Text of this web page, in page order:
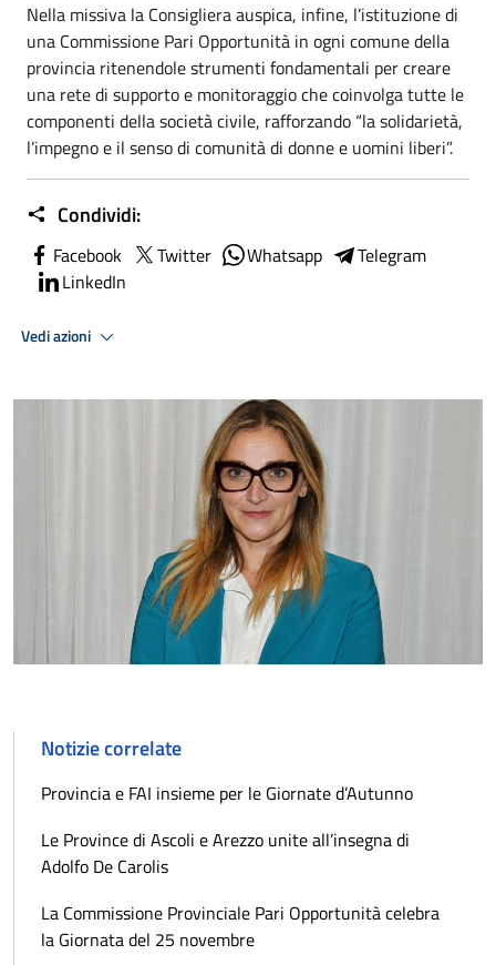
Nella missiva la Consigliera auspica, infine, l’istituzione di
una Commissione Pari Opportunità in ogni comune della
provincia ritenendole strumenti fondamentali per creare
una rete di supporto e monitoraggio che coinvolga tutte le
componenti della società civile, rafforzando “la solidarietà,
l’impegno e il senso di comunità di donne e uomini liberi”.
Condividi:
Facebook Twitter Whatsapp
Telegram
LinkedIn
Vedi azioni
Notizie correlate
Provincia e FAI insieme per le Giornate d’Autunno
Le Province di Ascoli e Arezzo unite all’insegna di
Adolfo De Carolis
La Commissione Provinciale Pari Opportunità celebra
la Giornata del 25 novembre